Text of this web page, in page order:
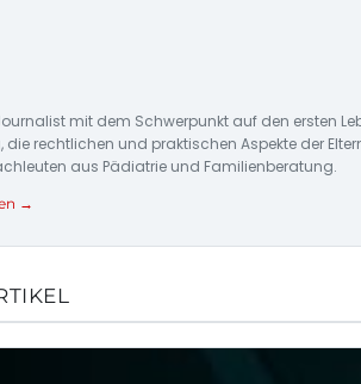
mit dem Schwerpunkt auf den ersten
die rechtlichen und praktischen Aspekte der
aus Pädiatrie und Familienberatung.
→